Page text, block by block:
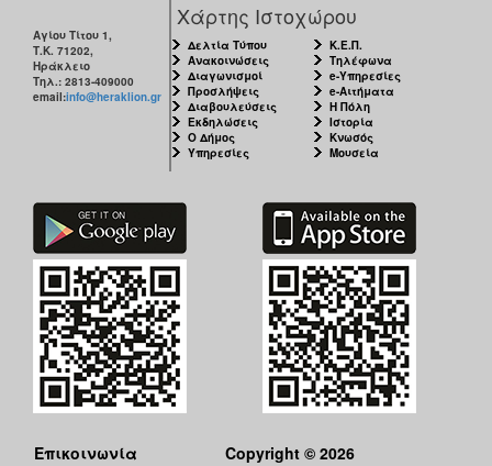
Αγίου Τίτου 1,
Τ.Κ. 71202,
Ηράκλειο
Τηλ.: 2813-409000
email:info@heraklion.gr
Χάρτης Ιστοχώρου
Δελτία Τύπου
Ανακοινώσεις
Διαγωνισμοί
Προσλήψεις
Διαβουλεύσεις
Εκδηλώσεις
Ο Δήμος
Υπηρεσίες
Κ.Ε.Π.
Τηλέφωνα
e-Υπηρεσίες
e-Αιτήματα
Η Πόλη
Ιστορία
Κνωσός
Μουσεία
Επικοινωνία
Copyright © 2026